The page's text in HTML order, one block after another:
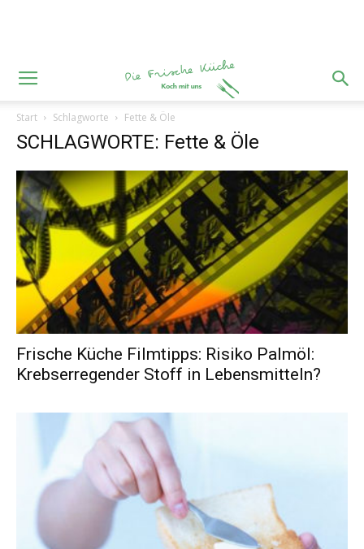
Start Schlagworte Fette & Öle
SCHLAGWORTE: Fette & Öle
Frische Küche Filmtipps: Risiko Palmöl:
Krebserregender Stoff in Lebensmitteln?